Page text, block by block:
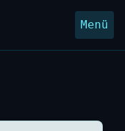
Menü